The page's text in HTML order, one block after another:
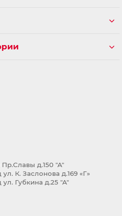
д.150 "А"
К. Заслонова д.169 «Г»
Губкина д.25 "А"